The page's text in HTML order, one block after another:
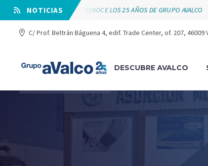
⠀NOTICIAS
VÁLVULAS ARCO RECONOCE LOS 25 AÑOS DE GRUPO AVALCO
C/ Prof. Beltrán Báguena 4, edif. Trade Center, of. 207, 46009
DESCUBRE AVALCO